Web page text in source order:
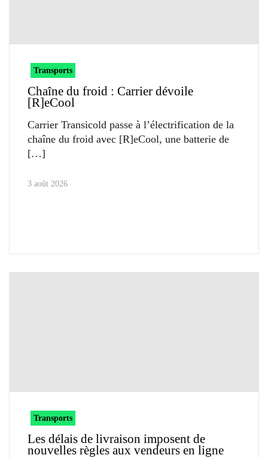
Transports
Chaîne du froid : Carrier dévoile
[R]eCool
Carrier Transicold passe à l’électrification de la
chaîne du froid avec [R]eCool, une batterie de
3 août 2026
Transports
Les délais de livraison imposent de
nouvelles règles aux vendeurs en ligne